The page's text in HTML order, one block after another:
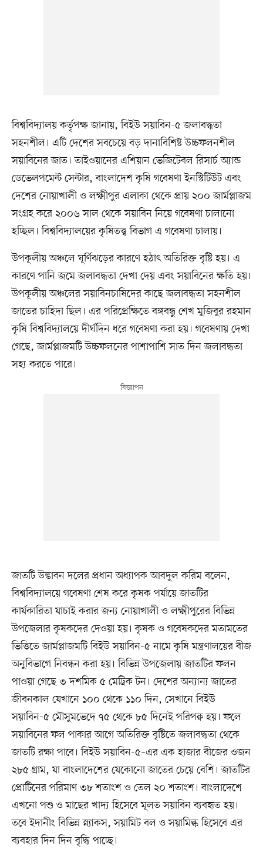
বিশ্ববিদ্যালয় কর্তৃপক্ষ জানায়, বিইউ সয়াবিন-৫ জলাবদ্ধতা
সহনশীল। এটি দেশের সবচেয়ে বড় দানাবিশিষ্ট উচ্চফলনশীল
সয়াবিনের জাত। তাইওয়ানের এশিয়ান ভেজিটেবল রিসার্চ অ্যান্ড
ডেভেলপমেন্ট সেন্টার, বাংলাদেশ কৃষি গবেষণা ইনস্টিটিউট এবং
দেশের নোয়াখালী ও লক্ষ্মীপুর এলাকা থেকে প্রায় ২০০ জার্মপ্লাজম
সংগ্রহ করে ২০০৬ সাল থেকে সয়াবিন নিয়ে গবেষণা চালানো
হচ্ছিল। বিশ্ববিদ্যালয়ের কৃষিতত্ত্ব বিভাগ এ গবেষণা চালায়।
উপকূলীয় অঞ্চলে ঘূর্ণিঝড়ের কারণে হঠাৎ অতিরিক্ত বৃষ্টি হয়। এ
কারণে পানি জমে জলাবদ্ধতা দেখা দেয় এবং সয়াবিনের ক্ষতি হয়।
উপকূলীয় অঞ্চলের সয়াবিনচাষিদের কাছে জলাবদ্ধতা সহনশীল
জাতের চাহিদা ছিল। এর পরিপ্রেক্ষিতে বঙ্গবন্ধু শেখ মুজিবুর রহমান
কৃষি বিশ্ববিদ্যালয়ে দীর্ঘদিন ধরে গবেষণা করা হয়। গবেষণায় দেখা
গেছে, জার্মপ্লাজমটি উচ্চফলনের পাশাপাশি সাত দিন জলাবদ্ধতা
সহ্য করতে পারে।
জাতটি উদ্ভাবন দলের প্রধান অধ্যাপক আবদুল করিম বলেন,
বিশ্ববিদ্যালয়ে গবেষণা শেষ করে কৃষক পর্যায়ে জাতটির
কার্যকারিতা যাচাই করার জন্য নোয়াখালী ও লক্ষ্মীপুরের বিভিন্ন
উপজেলার কৃষকদের দেওয়া হয়। কৃষক ও গবেষকদের মতামতের
ভিত্তিতে জার্মপ্লাজমটি বিইউ সয়াবিন-৫ নামে কৃষি মন্ত্রণালয়ের বীজ
অনুবিভাগে নিবন্ধন করা হয়। বিভিন্ন উপজেলায় জাতটির ফলন
পাওয়া গেছে ৩ দশমিক ৫ মেট্রিক টন। দেশের অন্যান্য জাতের
জীবনকাল যেখানে ১০০ থেকে ১১০ দিন, সেখানে বিইউ
সয়াবিন-৫ মৌসুমভেদে ৭৫ থেকে ৮৫ দিনেই পরিপক্ব হয়। ফলে
সয়াবিনের ফল পাকার আগে অতিরিক্ত বৃষ্টিতে জলাবদ্ধতা থেকে
জাতটি রক্ষা পাবে। বিইউ সয়াবিন-৫–এর এক হাজার বীজের ওজন
২৮৫ গ্রাম, যা বাংলাদেশের যেকোনো জাতের চেয়ে বেশি। জাতটির
প্রোটিনের পরিমাণ ৩৮ শতাংশ ও তেল ২০ শতাংশ। বাংলাদেশে
এখনো পশু ও মাছের খাদ্য হিসেবে মূলত সয়াবিন ব্যবহৃত হয়।
তবে ইদানীং বিভিন্ন স্ন্যাকস, সয়ামিট বল ও সয়ামিল্ক হিসেবে এর
ব্যবহার দিন দিন বৃদ্ধি পাচ্ছে।